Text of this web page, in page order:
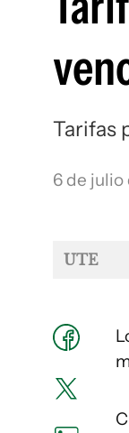
Tarifas
6 de julio
UTE